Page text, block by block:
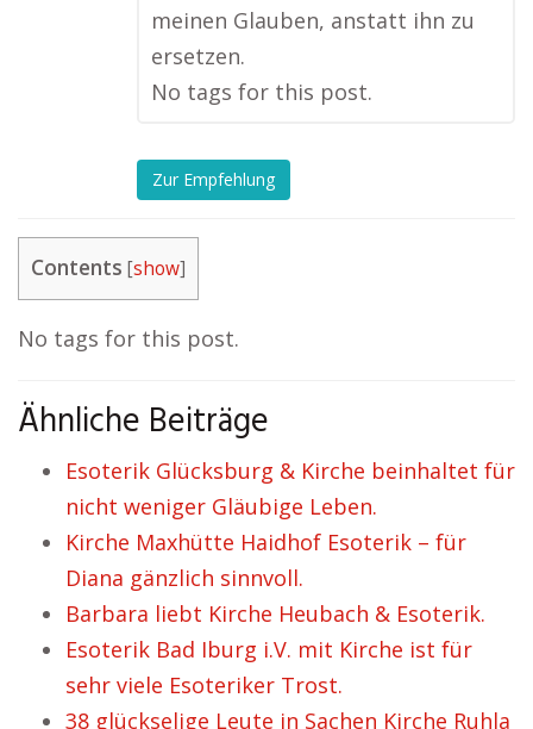
meinen Glauben, anstatt ihn zu
ersetzen.
No tags for this post.
Zur Empfehlung
Contents [show]
No tags for this post.
Ähnliche Beiträge
Esoterik Glücksburg & Kirche beinhaltet für
nicht weniger Gläubige Leben.
Kirche Maxhütte Haidhof Esoterik – für
Diana gänzlich sinnvoll.
Barbara liebt Kirche Heubach & Esoterik.
Esoterik Bad Iburg i.V. mit Kirche ist für
sehr viele Esoteriker Trost.
38 glückselige Leute in Sachen Kirche Ruhla